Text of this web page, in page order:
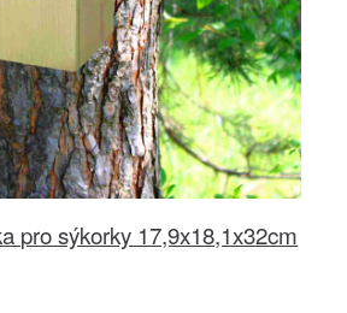
pro sýkorky 17,9x18,1x32cm